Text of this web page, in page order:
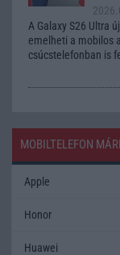
A Galaxy S26 Ultra
emelheti a mobilos
csúcstelefonban is
MOBILTELEFON
Apple
Honor
Huawei